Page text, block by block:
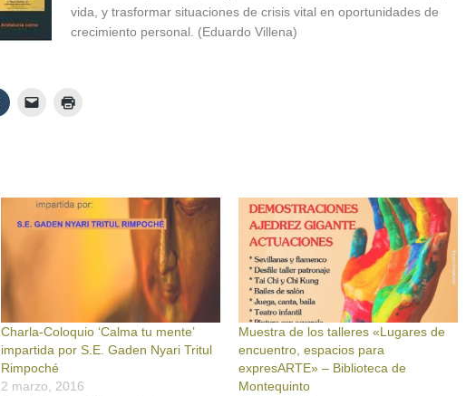
vida, y trasformar situaciones de crisis vital en oportunidades de
crecimiento personal. (Eduardo Villena)
Charla-Coloquio ‘Calma tu mente’
impartida por S.E. Gaden Nyari Tritul
Rimpoché
2 marzo, 2016
Muestra de los talleres «Lugares de
encuentro, espacios para
expresARTE» – Biblioteca de
Montequinto